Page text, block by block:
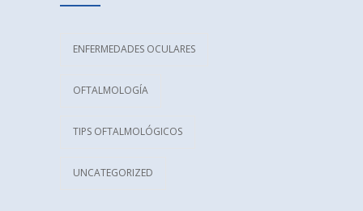
astigmatismo
ENFERMEDADES OCULARES
OFTALMOLOGÍA
TIPS OFTALMOLÓGICOS
UNCATEGORIZED